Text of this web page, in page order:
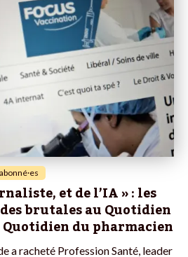
abonné·es
et de l’IA » : les
brutales au Quotidien
du pharmacien
a racheté Profession Santé, leader